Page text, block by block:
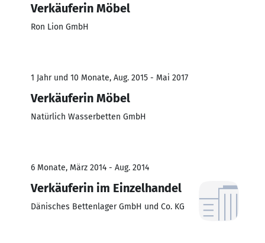
Verkäuferin Möbel
Ron Lion GmbH
1 Jahr und 10 Monate, Aug. 2015 - Mai 2017
Verkäuferin Möbel
Natürlich Wasserbetten GmbH
6 Monate, März 2014 - Aug. 2014
Verkäuferin im Einzelhandel
Dänisches Bettenlager GmbH und Co. KG